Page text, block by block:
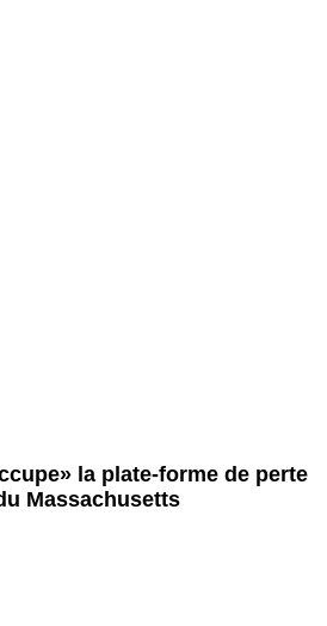
la plate-forme de perte
Massachusetts